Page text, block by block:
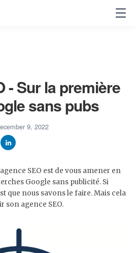
- Sur la première
sans pubs
9, 2022
SEO est de vous amener en
Google sans publicité. Si
que nous savons le faire. Mais cela
son agence SEO.